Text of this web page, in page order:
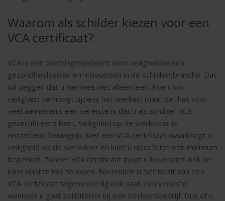
Waarom als schilder kiezen voor een
VCA certificaat?
VCA is een toetsingssysteem voor veiligheidseisen,
gezondheidseisen en milieueisen in de schildersbranche. Dat
wil zeggen dat u hiermee niet alleen leert hoe u uw
veiligheid verhoogt tijdens het werken, maar dat het voor
veel aannemers een vereiste is dat u als schilder VCA
gecertificeerd bent. Veiligheid op de werkvloer is
ontzettend belangrijk. Met een VCA certificaat waarborgt u
veiligheid op de werkvloer en kunt u risico’s tot een minimum
beperken. Zonder VCA certificaat loopt u bovendien ook de
kans klanten mis te lopen. Bovendien is het bezit van een
VCA certificaat tegenwoordig ook vaak een vereiste
wanneer u gaat solliciteren bij een schildersbedrijf. Dus of u